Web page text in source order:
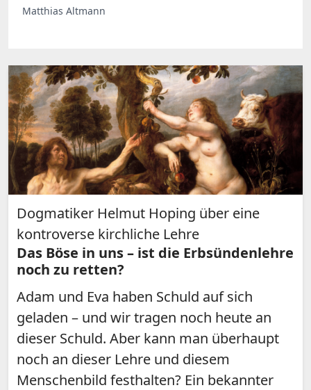
Matthias Altmann
Dogmatiker Helmut Hoping über eine
kontroverse kirchliche Lehre
Das Böse in uns – ist die Erbsündenlehre
noch zu retten?
Adam und Eva haben Schuld auf sich
geladen – und wir tragen noch heute an
dieser Schuld. Aber kann man überhaupt
noch an dieser Lehre und diesem
Menschenbild festhalten? Ein bekannter